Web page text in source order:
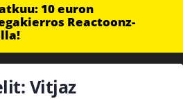
10 euron
Reactoonz-
Vitjaz